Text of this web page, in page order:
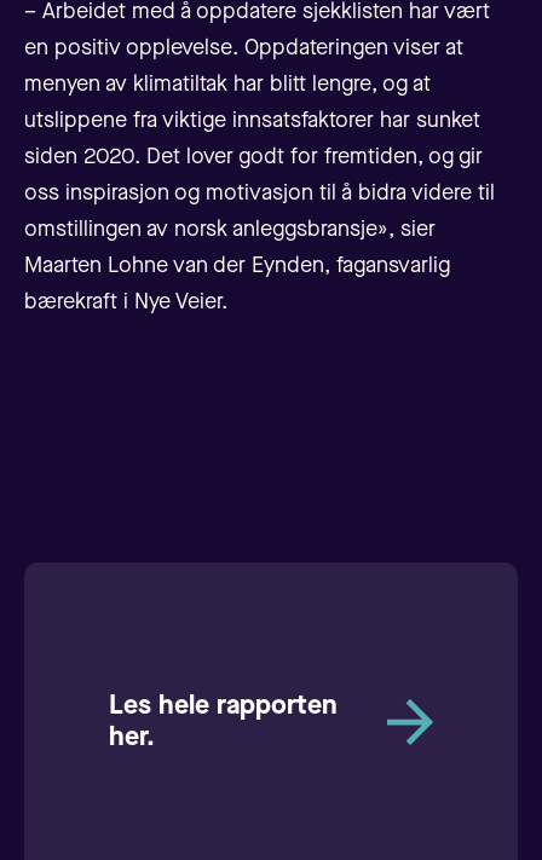
– Arbeidet med å oppdatere sjekklisten har vært
en positiv opplevelse. Oppdateringen viser at
menyen av klimatiltak har blitt lengre, og at
utslippene fra viktige innsatsfaktorer har sunket
siden 2020. Det lover godt for fremtiden, og gir
oss inspirasjon og motivasjon til å bidra videre til
omstillingen av norsk anleggsbransje», sier
Maarten Lohne van der Eynden, fagansvarlig
bærekraft i Nye Veier.
Les hele rapporten
her.